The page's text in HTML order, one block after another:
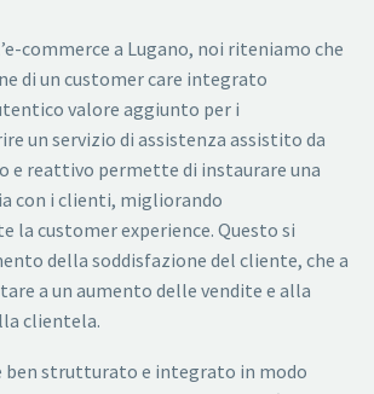
commerce a Lugano, noi riteniamo che
di un customer care integrato
valore aggiunto per i
un servizio di assistenza assistito da
e reattivo permette di instaurare una
con i clienti, migliorando
la customer experience. Questo si
della soddisfazione del cliente, che a
a un aumento delle vendite e alla
clientela.
ben strutturato e integrato in modo